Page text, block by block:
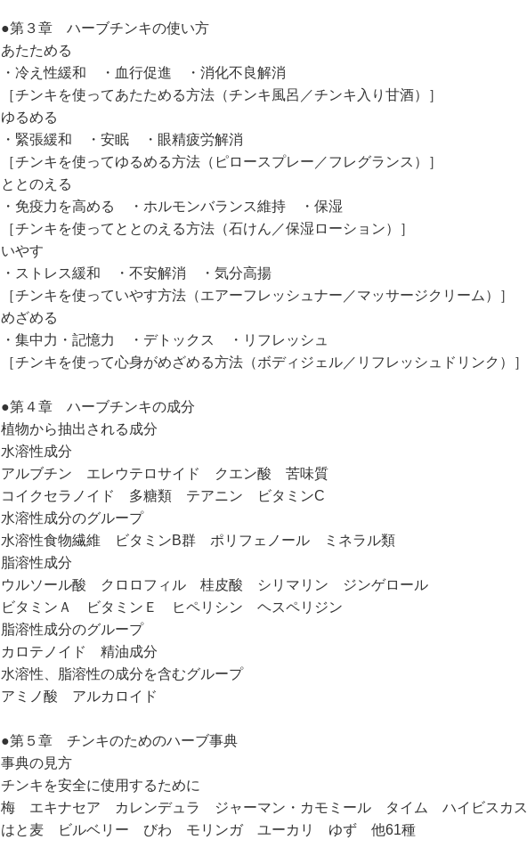
●第３章 ハーブチンキの使い方
あたためる
・冷え性緩和 ・血行促進 ・消化不良解消
［チンキを使ってあたためる方法（チンキ風呂／チンキ入り甘酒）］
ゆるめる
・緊張緩和 ・安眠 ・眼精疲労解消
［チンキを使ってゆるめる方法（ピロースプレー／フレグランス）］
ととのえる
・免疫力を高める ・ホルモンバランス維持 ・保湿
［チンキを使ってととのえる方法（石けん／保湿ローション）］
いやす
・ストレス緩和 ・不安解消 ・気分高揚
［チンキを使っていやす方法（エアーフレッシュナー／マッサージクリーム）］
めざめる
・集中力・記憶力 ・デトックス ・リフレッシュ
［チンキを使って心身がめざめる方法（ボディジェル／リフレッシュドリンク）］
●第４章 ハーブチンキの成分
植物から抽出される成分
水溶性成分
アルブチン エレウテロサイド クエン酸 苦味質
コイクセラノイド 多糖類 テアニン ビタミンC
水溶性成分のグループ
水溶性食物繊維 ビタミンB群 ポリフェノール ミネラル類
脂溶性成分
ウルソール酸 クロロフィル 桂皮酸 シリマリン ジンゲロール
ビタミンＡ ビタミンＥ ヒペリシン ヘスペリジン
脂溶性成分のグループ
カロテノイド 精油成分
水溶性、脂溶性の成分を含むグループ
アミノ酸 アルカロイド
●第５章 チンキのためのハーブ事典
事典の見方
チンキを安全に使用するために
梅 エキナセア カレンデュラ ジャーマン・カモミール タイム ハイビスカス
はと麦 ビルベリー びわ モリンガ ユーカリ ゆず 他61種